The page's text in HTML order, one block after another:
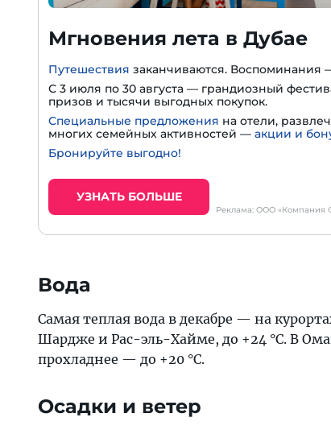
Мгновения лета в Дубае
Путешествия заканчиваются. Воспоминания
С 3 июля по 30 августа — грандиозный
призов и тысячи выгодных покупок.
Специальные предложения на отели,
многих семейных активностей — акции и
Бронируйте выгодно!
УЗНАТЬ БОЛЬШЕ
Реклама: ООО «Компания
Вода
Самая теплая вода в декабре — на
Шардже и Рас-эль-Хайме, до +24 °C. В
прохладнее — до +20 °C.
Осадки и ветер